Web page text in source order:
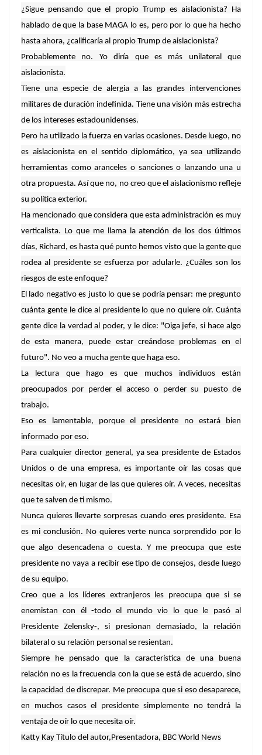
¿Sigue pensando que el propio Trump es aislacionista? Ha
hablado de que la base MAGA lo es, pero por lo que ha hecho
hasta ahora, ¿calificaría al propio Trump de aislacionista?
Probablemente no. Yo diría que es más unilateral que
aislacionista.
Tiene una especie de alergia a las grandes intervenciones
militares de duración indefinida. Tiene una visión más estrecha
de los intereses estadounidenses.
Pero ha utilizado la fuerza en varias ocasiones. Desde luego, no
es aislacionista en el sentido diplomático, ya sea utilizando
herramientas como aranceles o sanciones o lanzando una u
otra propuesta. Así que no, no creo que el aislacionismo refleje
su política exterior.
Ha mencionado que considera que esta administración es muy
verticalista. Lo que me llama la atención de los dos últimos
días, Richard, es hasta qué punto hemos visto que la gente que
rodea al presidente se esfuerza por adularle. ¿Cuáles son los
riesgos de este enfoque?
El lado negativo es justo lo que se podría pensar: me pregunto
cuánta gente le dice al presidente lo que no quiere oír. Cuánta
gente dice la verdad al poder, y le dice: "Oiga jefe, si hace algo
de esta manera, puede estar creándose problemas en el
futuro". No veo a mucha gente que haga eso.
La lectura que hago es que muchos individuos están
preocupados por perder el acceso o perder su puesto de
trabajo.
Eso es lamentable, porque el presidente no estará bien
informado por eso.
Para cualquier director general, ya sea presidente de Estados
Unidos o de una empresa, es importante oír las cosas que
necesitas oír, en lugar de las que quieres oír. A veces, necesitas
que te salven de ti mismo.
Nunca quieres llevarte sorpresas cuando eres presidente. Esa
es mi conclusión. No quieres verte nunca sorprendido por lo
que algo desencadena o cuesta. Y me preocupa que este
presidente no vaya a recibir ese tipo de consejos, desde luego
de su equipo.
Creo que a los líderes extranjeros les preocupa que si se
enemistan con él -todo el mundo vio lo que le pasó al
Presidente Zelensky-, si presionan demasiado, la relación
bilateral o su relación personal se resientan.
Siempre he pensado que la característica de una buena
relación no es la frecuencia con la que se está de acuerdo, sino
la capacidad de discrepar. Me preocupa que si eso desaparece,
en muchos casos el presidente simplemente no tendrá la
ventaja de oír lo que necesita oír.
Katty Kay Título del autor,Presentadora, BBC World News